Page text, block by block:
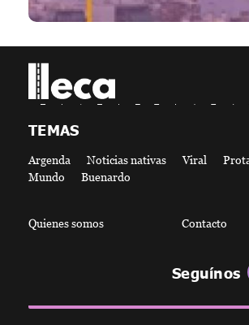
lleca - Periodismo callejero
Periodismo callejero
TEMAS
Argenda Noticias nativas Viral
Mundo
Buenardo
Quienes somos Contacto
Seguínos